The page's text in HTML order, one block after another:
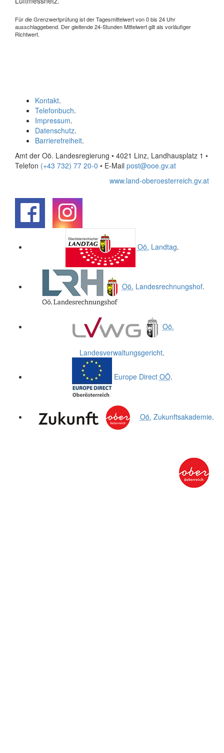
Für die Grenzwertprüfung ist der Tagesmittelwert von 0 bis 24 Uhr
ausschlaggebend. Der gleitende 24-Stunden Mittelwert gilt als vorläufiger
Richtwert.
Kontakt.
Telefonbuch.
Impressum.
Datenschutz.
Barrierefreiheit.
Amt der Oö. Landesregierung • 4021 Linz, Landhausplatz 1 •
Telefon (+43 732) 77 20-0 • E-Mail post@ooe.gv.at
www.land-oberoesterreich.gv.at
Oö. Landtag.
Oö. Landesrechnungshof.
Oö.
Landesverwaltungsgericht.
Europe Direct OÖ.
Oö. Zukunftsakademie.